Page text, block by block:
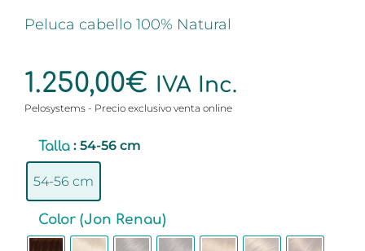
Peluca cabello 100% Natural
1.250,00€ IVA Inc.
Pelosystems - Precio exclusivo venta online
Talla : 54-56 cm
54-56 cm
Color (Jon Renau)